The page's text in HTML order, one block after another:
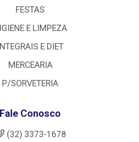
FESTAS
E LIMPEZA
E DIET
MERCEARIA
P/SORVETERIA
Fale Conosco
(32) 3373-1678